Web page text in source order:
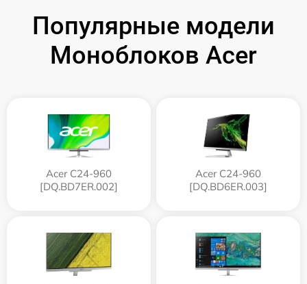
Популярные модели
Моноблоков Acer
Acer C24-960
[DQ.BD7ER.002]
Acer C24-960
[DQ.BD6ER.003]